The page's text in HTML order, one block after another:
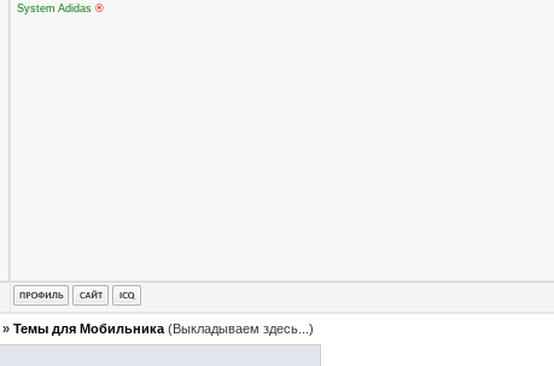
System Adidas ®
» Темы для Мобильника (Выкладываем здесь...)